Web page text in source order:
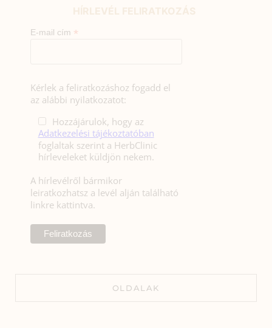
E-mail cím *
Kérlek a feliratkozáshoz fogadd el
az alábbi nyilatkozatot:
Hozzájárulok, hogy az
Adatkezelési tájékoztatóban
foglaltak szerint a HerbClinic
hírleveleket küldjön nekem.
A hírlevélről bármikor
leiratkozhatsz a levél alján található
linkre kattintva.
OLDALAK